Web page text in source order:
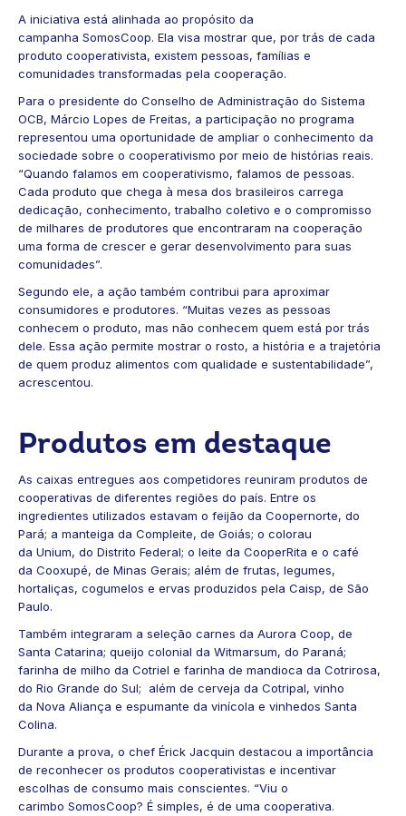
A iniciativa está alinhada ao propósito da
campanha SomosCoop. Ela visa mostrar que, por trás de cada
produto cooperativista, existem pessoas, famílias e
comunidades transformadas pela cooperação.
Para o presidente do Conselho de Administração do Sistema
OCB, Márcio Lopes de Freitas, a participação no programa
representou uma oportunidade de ampliar o conhecimento da
sociedade sobre o cooperativismo por meio de histórias reais.
“Quando falamos em cooperativismo, falamos de pessoas.
Cada produto que chega à mesa dos brasileiros carrega
dedicação, conhecimento, trabalho coletivo e o compromisso
de milhares de produtores que encontraram na cooperação
uma forma de crescer e gerar desenvolvimento para suas
comunidades”.
Segundo ele, a ação também contribui para aproximar
consumidores e produtores. “Muitas vezes as pessoas
conhecem o produto, mas não conhecem quem está por trás
dele. Essa ação permite mostrar o rosto, a história e a trajetória
de quem produz alimentos com qualidade e sustentabilidade”,
acrescentou.
Produtos em destaque
As caixas entregues aos competidores reuniram produtos de
cooperativas de diferentes regiões do país. Entre os
ingredientes utilizados estavam o feijão da Coopernorte, do
Pará; a manteiga da Compleite, de Goiás; o colorau
da Unium, do Distrito Federal; o leite da CooperRita e o café
da Cooxupé, de Minas Gerais; além de frutas, legumes,
hortaliças, cogumelos e ervas produzidos pela Caisp, de São
Paulo.
Também integraram a seleção carnes da Aurora Coop, de
Santa Catarina; queijo colonial da Witmarsum, do Paraná;
farinha de milho da Cotriel e farinha de mandioca da Cotrirosa,
do Rio Grande do Sul; além de cerveja da Cotripal, vinho
da Nova Aliança e espumante da vinícola e vinhedos Santa
Colina.
Durante a prova, o chef Érick Jacquin destacou a importância
de reconhecer os produtos cooperativistas e incentivar
escolhas de consumo mais conscientes. “Viu o
carimbo SomosCoop? É simples, é de uma cooperativa.